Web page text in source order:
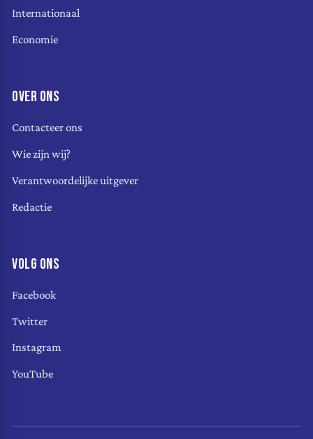
Internationaal
Economie
OVER ONS
Contacteer ons
Wie zijn wij?
Verantwoordelijke uitgever
Redactie
VOLG ONS
Facebook
Twitter
Instagram
YouTube